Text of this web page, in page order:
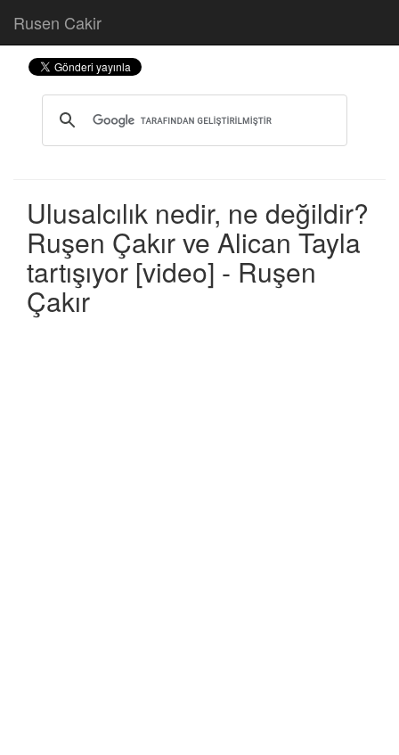
Rusen Cakir
Ulusalcılık nedir, ne değildir?
Ruşen Çakır ve Alican Tayla
tartışıyor [video] - Ruşen
Çakır